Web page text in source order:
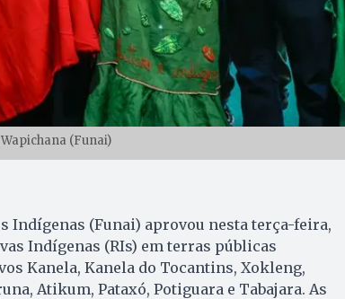
(Funai)
Indígenas (Funai) aprovou nesta terça-feira,
Indígenas (RIs) em terras públicas
Kanela, Kanela do Tocantins, Xokleng,
Atikum, Pataxó, Potiguara e Tabajara. As